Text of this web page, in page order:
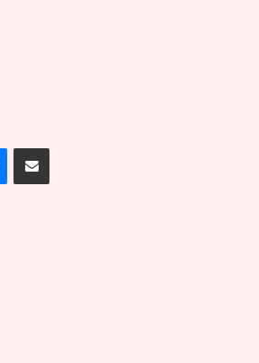
MessengerPartager par email